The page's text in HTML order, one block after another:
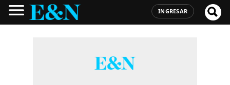
INGRESAR